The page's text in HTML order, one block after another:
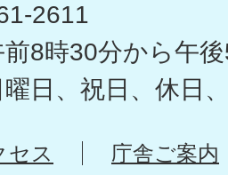
2611
前8時30分から午
曜日、祝日、休日
セス
庁舎ご案内